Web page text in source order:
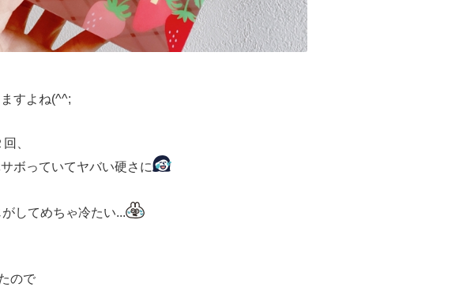
すよね(^^;
、
ボっていてヤバい硬さに
してめちゃ冷たい...
ので